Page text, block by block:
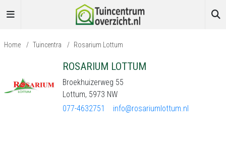
Home / Tuincentra / Rosarium Lottum
ROSARIUM LOTTUM
Broekhuizerweg 55
Lottum, 5973 NW
077-4632751
info@rosariumlottum.nl